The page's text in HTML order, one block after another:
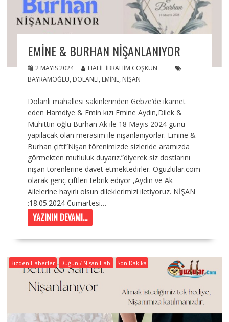
EMINE & BURHAN NIŞANLANIYOR
2 MAYIS 2024
HALIL İBRAHIM COŞKUN
BAYRAMOĞLU, DOLANLI, EMINE, NIŞAN
Dolanlı mahallesi sakinlerinden Gebze’de ikamet
eden Hamdiye & Emin kızı Emine Aydın,Dilek &
Muhittin oğlu Burhan Ak ile 18 Mayıs 2024 günü
yapılacak olan merasim ile nişanlanıyorlar. Emine &
Burhan çifti”Nişan törenimizde sizleride aramızda
görmekten mutluluk duyarız.”diyerek siz dostlarını
nişan törenlerine davet etmektedirler. Oguzlular.com
olarak genç çiftleri tebrik ediyor ,Aydın ve Ak
Ailelerine hayırlı olsun dileklerimizi iletiyoruz. NİŞAN
:18.05.2024 Cumartesi…
YAZININ DEVAMI...
Bizden Haberler Düğün / Nişan Hab. Son Dakika